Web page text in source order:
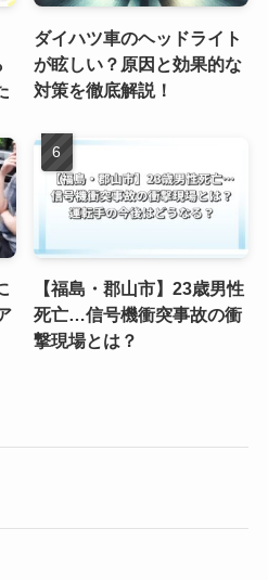
ダイハツ車のヘッドライト
が眩しい？原因と効果的な
対策を徹底解説！
【福島・郡山市】23歳男性
死亡…信号機衝突事故の衝
撃現場とは？